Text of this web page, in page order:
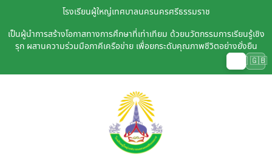
โรงเรียนผู้ใหญ่เทศบาลนครนครศรีธรรมราช
เป็นผู้นำการสร้างโอกาสทางการศึกษาที่เท่าเทียม ด้วยนวัตกรรมการเรียนรู้เชิง
รุก ผสานความร่วมมือภาคีเครือข่าย เพื่อยกระดับคุณภาพชีวิตอย่างยั่งยืน
🇹🇭🇬🇧